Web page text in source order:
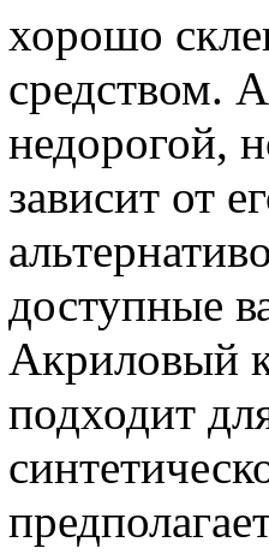
хорошо
средством.
недорогой,
зависит от
доступные
Акриловый
подходит